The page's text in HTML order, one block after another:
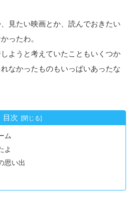
見たい映画とか、読んでおきたい
ったわ。
ようと考えていたこともいくつか
なかったものもいっぱいあったな
目次
ム
よ
思い出